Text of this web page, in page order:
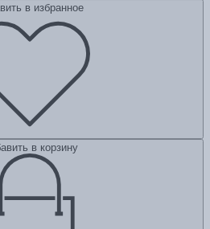
в избранное
в корзину